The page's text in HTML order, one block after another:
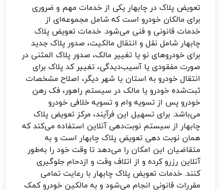
تعویض پلاک در چابهار یکی از خدمات مهم و ضروری
برای مالکان خودرو است که شامل مجموعه‌ای از
خدمات قانونی و فنی می‌شود. خدمات تعویض پلاک
چابهار شامل نقل و انتقال مالکیت، صدور پلاک جدید
برای خودروهای نو یا تغییر مالک، صدور پلاک المثنی در
صورت مفقودی یا آسیب‌دیدگی، تغییر کد پلاک برای
انتقال خودرو به استان یا شهر دیگر، اصلاح مشخصات
ثبت‌شده خودرو یا مالک در سیستم راهور، فک رهن
خودرو پس از تسویه وام و تسویه خلافی خودرو
می‌باشد. برای تسهیل این فرآیند، مرکز تعویض پلاک
چابهار از سیستم نوبت‌دهی آنلاین استفاده می‌کند که
همان نوبت دهی تعویض پلاک چابهار است و به
متقاضیان این امکان را می‌دهد تا وقت خود را به‌طور
آنلاین رزرو کرده و از اتلاف وقت و ازدحام جلوگیری
کنند. خدمات تعویض پلاک چابهار با رعایت تمامی
مقررات قانونی انجام می‌شود و به مالکین خودرو کمک